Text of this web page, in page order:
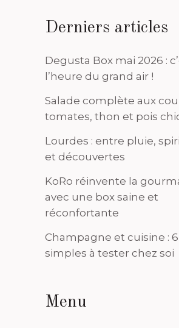
Derniers articles
Degusta Box mai 2026 :
l’heure du grand air !
Salade complète aux
tomates, thon et pois
Lourdes : entre pluie,
et découvertes
KoRo réinvente la
avec une box saine et
réconfortante
Champagne et cuisine :
simples à tester chez soi
Menu